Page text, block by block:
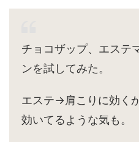
チョコザップ、エステ
ンを試してみた。
エステ→肩こりに効く
効いてるような気も。